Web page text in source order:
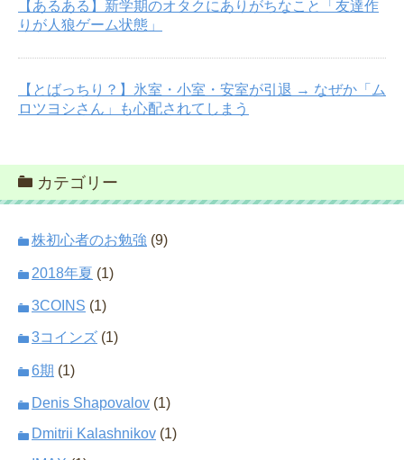
【あるある】新学期のオタクにありがちなこと「友達作
りが人狼ゲーム状態」
【とばっちり？】氷室・小室・安室が引退 → なぜか「ム
ロツヨシさん」も心配されてしまう
カテゴリー
株初心者のお勉強 (9)
2018年夏 (1)
3COINS (1)
3コインズ (1)
6期 (1)
Denis Shapovalov (1)
Dmitrii Kalashnikov (1)